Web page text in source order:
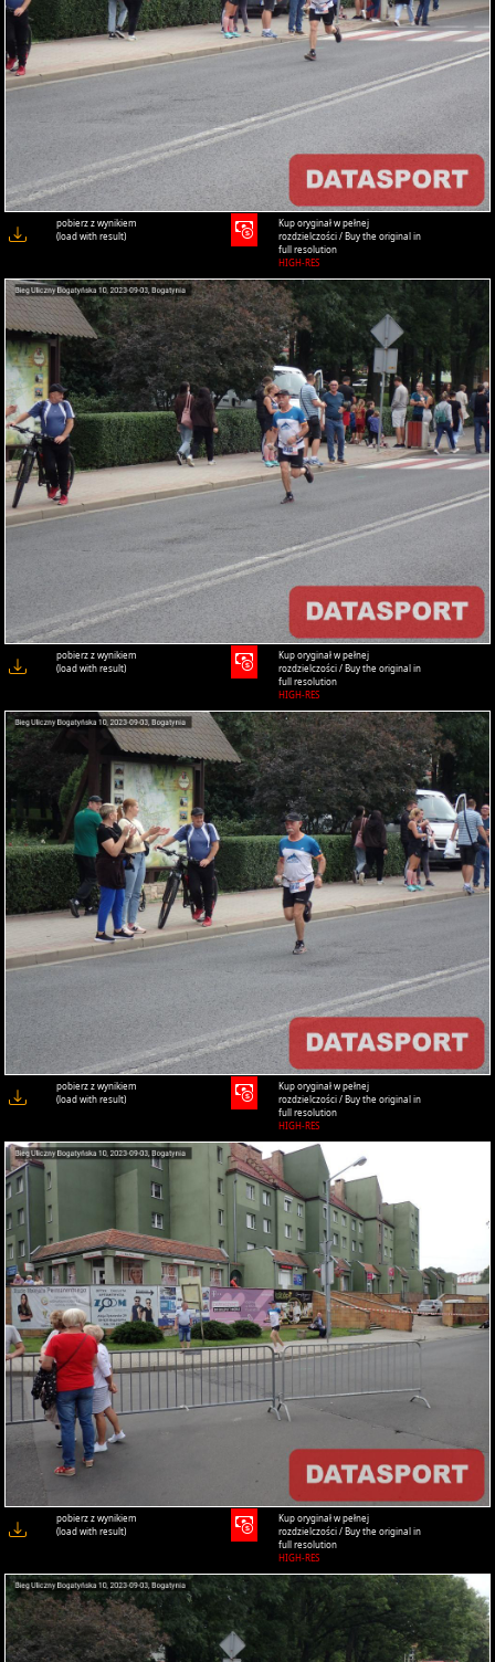
pobierz z wynikiem
(load with result)
Kup oryginał w pełnej
rozdzielczości / Buy the original in
full resolution
HIGH-RES
pobierz z wynikiem
(load with result)
Kup oryginał w pełnej
rozdzielczości / Buy the original in
full resolution
HIGH-RES
pobierz z wynikiem
(load with result)
Kup oryginał w pełnej
rozdzielczości / Buy the original in
full resolution
HIGH-RES
pobierz z wynikiem
(load with result)
Kup oryginał w pełnej
rozdzielczości / Buy the original in
full resolution
HIGH-RES